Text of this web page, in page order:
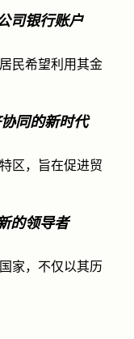
司银行账户
民希望利用其金
同的新时代
区，旨在促进贸
的领导者
家，不仅以其历